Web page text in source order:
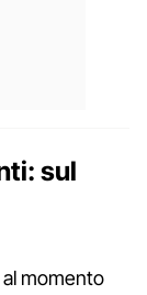
sul
al momento